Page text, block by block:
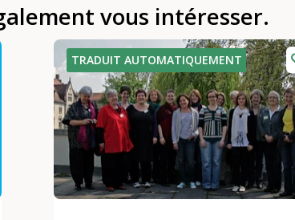
vous intéresser.
TRADUIT AUTOMATIQUEMENT